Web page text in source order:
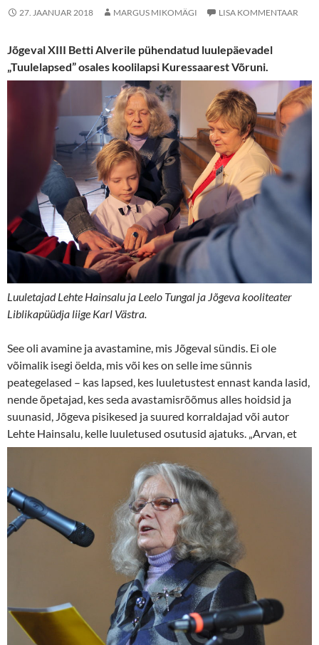
27. JAANUAR 2018 MARGUS MIKOMÄGI LISA KOMMENTAAR
Jõgeval XIII Betti Alverile pühendatud luulepäevadel
„Tuulelapsed” osales koolilapsi Kuressaarest Võruni.
Luuletajad Lehte Hainsalu ja Leelo Tungal ja Jõgeva kooliteater
Liblikapüüdja liige Karl Västra.
See oli avamine ja avastamine, mis Jõgeval sündis. Ei ole
võimalik isegi öelda, mis või kes on selle ime sünnis
peategelased – kas lapsed, kes luuletustest ennast kanda lasid,
nende õpetajad, kes seda avastamisrõõmus alles hoidsid ja
suunasid, Jõgeva pisikesed ja suured korraldajad või autor
Lehte Hainsalu, kelle luuletused osutusid ajatuks. „Arvan, et